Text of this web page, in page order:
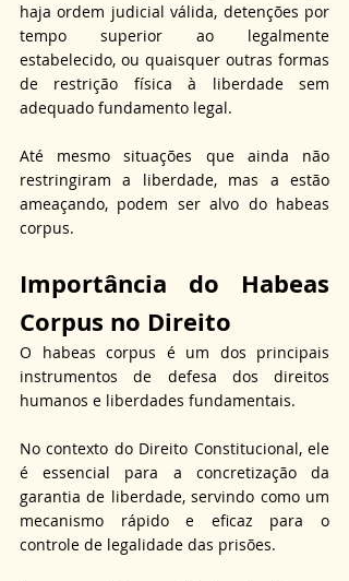
haja ordem judicial válida, detenções por
tempo superior ao legalmente
estabelecido, ou quaisquer outras formas
de restrição física à liberdade sem
adequado fundamento legal.
Até mesmo situações que ainda não
restringiram a liberdade, mas a estão
ameaçando, podem ser alvo do habeas
corpus.
Importância do Habeas
Corpus no Direito
O habeas corpus é um dos principais
instrumentos de defesa dos direitos
humanos e liberdades fundamentais.
No contexto do Direito Constitucional, ele
é essencial para a concretização da
garantia de liberdade, servindo como um
mecanismo rápido e eficaz para o
controle de legalidade das prisões.